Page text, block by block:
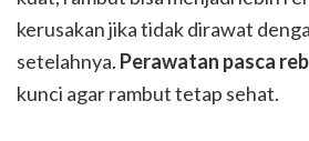
kerusakan jika tidak dirawat
setelahnya. Perawatan pasca
kunci agar rambut tetap sehat.